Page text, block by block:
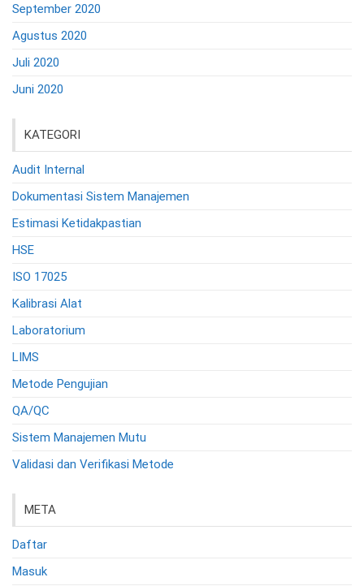
September 2020
Agustus 2020
Juli 2020
Juni 2020
KATEGORI
Audit Internal
Dokumentasi Sistem Manajemen
Estimasi Ketidakpastian
HSE
ISO 17025
Kalibrasi Alat
Laboratorium
LIMS
Metode Pengujian
QA/QC
Sistem Manajemen Mutu
Validasi dan Verifikasi Metode
META
Daftar
Masuk